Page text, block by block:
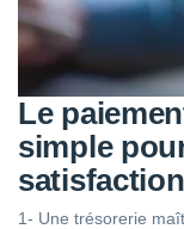
Le
simple
1- Une trésorerie